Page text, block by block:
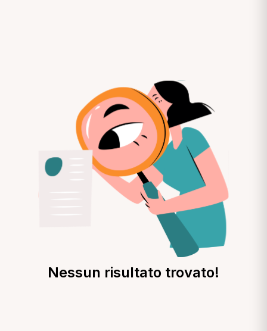
Nessun risultato trovato!